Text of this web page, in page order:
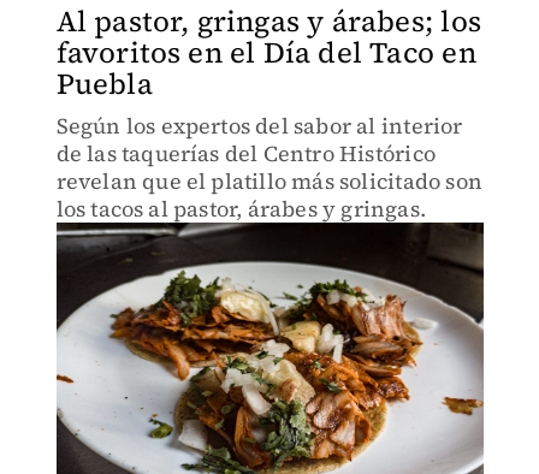
Al pastor, gringas y árabes; los
favoritos en el Día del Taco en
Puebla
Según los expertos del sabor al interior
de las taquerías del Centro Histórico
revelan que el platillo más solicitado son
los tacos al pastor, árabes y gringas.